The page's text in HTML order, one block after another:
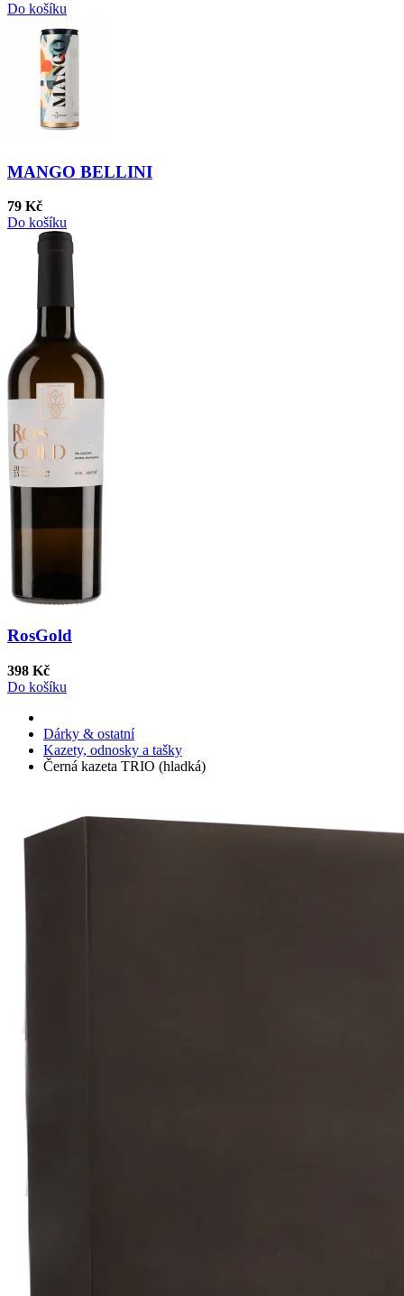
Do košíku
MANGO BELLINI
79 Kč
Do košíku
RosGold
398 Kč
Do košíku
Dárky & ostatní
Kazety, odnosky a tašky
Černá kazeta TRIO (hladká)